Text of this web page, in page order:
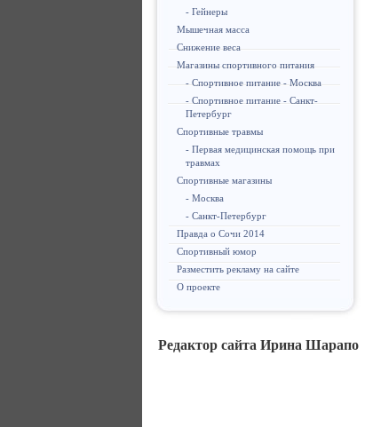
- Гейнеры
Мышечная масса
Снижение веса
Магазины спортивного питания
- Спортивное питание - Москва
- Спортивное питание - Санкт-
Петербург
Спортивные травмы
- Первая медицинская помощь при
травмах
Спортивные магазины
- Москва
- Санкт-Петербург
Правда о Сочи 2014
Спортивный юмор
Разместить рекламу на сайте
О проекте
Редактор сайта Ирина Шарапо